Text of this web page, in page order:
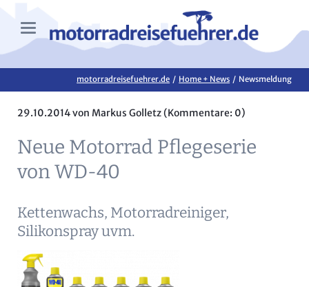
motorradreisefuehrer.de Home + News Newsmeldung
29.10.2014von Markus Golletz (Kommentare: 0)
Neue Motorrad Pflegeserie
von WD-40
Kettenwachs, Motorradreiniger,
Silikonspray uvm.